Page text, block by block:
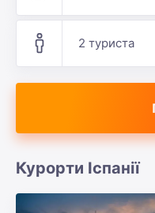
2 туриста
Курорти Іспанії